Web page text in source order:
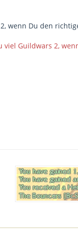
wenn Du den
viel Guildwars 2,